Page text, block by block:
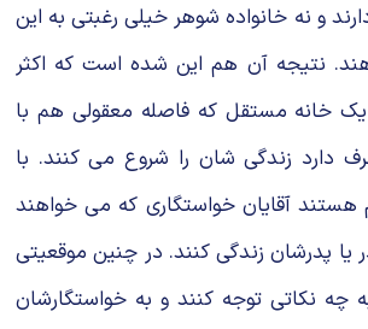
و نه خانواده شوهر خیلی رغبتی به این
نتیجه آن هم این شده است که اکثر
خانه مستقل که فاصله معقولی هم با
دارد زندگی شان را شروع می کنند. با
هستند آقایان خواستگاری که می خواهند
یا پدرشان زندگی کنند. در چنین موقعیتی
چه نکاتی توجه کنند و به خواستگارشان